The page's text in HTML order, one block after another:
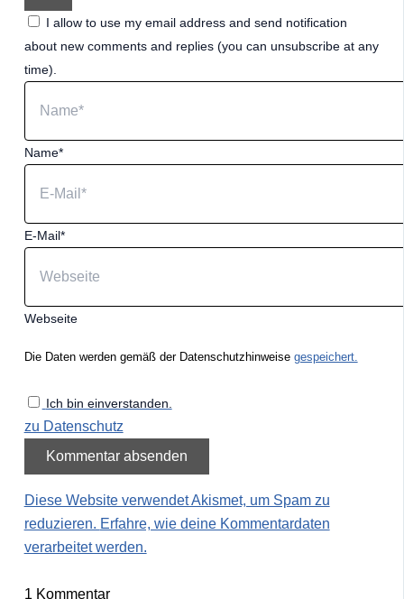
I allow to use my email address and send notification
about new comments and replies (you can unsubscribe at any
time).
Name*
E-Mail*
Webseite
Die Daten werden gemäß der Datenschutzhinweise gespeichert.
Ich bin einverstanden.
zu Datenschutz
Diese Website verwendet Akismet, um Spam zu
reduzieren. Erfahre, wie deine Kommentardaten
verarbeitet werden.
1 Kommentar